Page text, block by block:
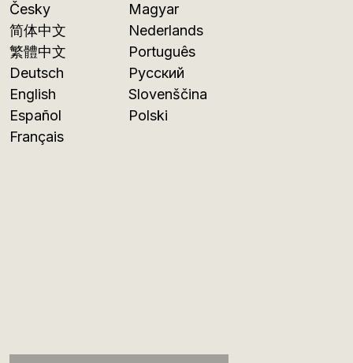
Česky
简体中文
繁體中文
Deutsch
English
Español
Français
Magyar
Nederlands
Português
Русский
Slovenščina
Polski